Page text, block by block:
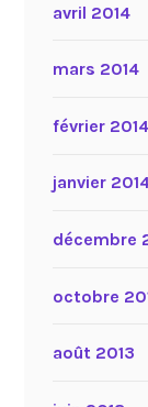
avril 2014
mars 2014
février 2014
janvier
décembre
octobre
août 2013